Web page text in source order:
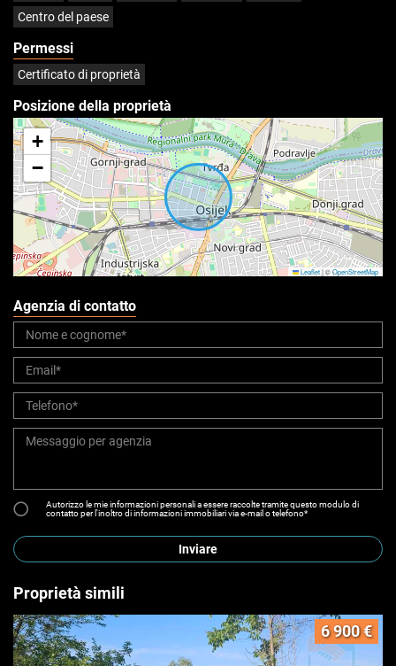
Centro del paese
Permessi
Certificato di proprietà
Posizione della proprietà
+
−
Leaflet|©OpenStreetMap
Agenzia di contatto
Autorizzo le mie informazioni personali a essere raccolte tramite questo modulo di
contatto per l'inoltro di informazioni immobiliari via e-mail o telefono*
Inviare
Proprietà simili
6 900 €